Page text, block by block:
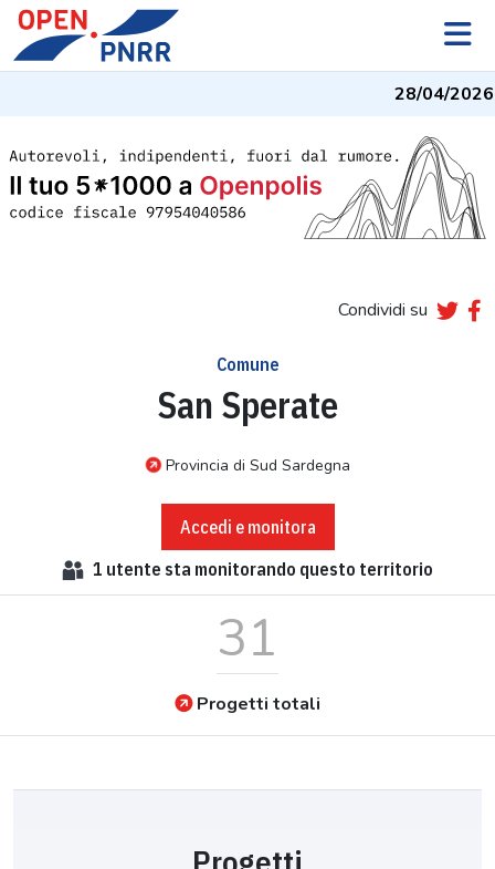
28/04/2026-
Condividi su
Comune
San Sperate
Provincia di Sud Sardegna
Accedi e monitora
1 utente sta monitorando questo territorio
31
Progetti totali